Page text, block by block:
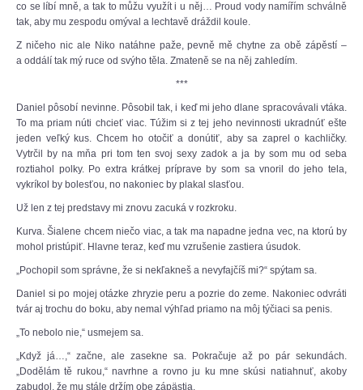
co se líbí mně, a tak to můžu využít i u něj… Proud vody namířím schválně
tak, aby mu zespodu omýval a lechtavě dráždil koule.
Z ničeho nic ale Niko natáhne paže, pevně mě chytne za obě zápěstí –
a oddálí tak mý ruce od svýho těla. Zmateně se na něj zahledím.
***
Daniel pôsobí nevinne. Pôsobil tak, i keď mi jeho dlane spracovávali vtáka.
To ma priam núti chcieť viac. Túžim si z tej jeho nevinnosti ukradnúť ešte
jeden veľký kus. Chcem ho otočiť a donútiť, aby sa zaprel o kachličky.
Vytrčil by na mňa pri tom ten svoj sexy zadok a ja by som mu od seba
roztiahol polky. Po extra krátkej príprave by som sa vnoril do jeho tela,
vykríkol by bolesťou, no nakoniec by plakal slasťou.
Už len z tej predstavy mi znovu zacuká v rozkroku.
Kurva. Šialene chcem niečo viac, a tak ma napadne jedna vec, na ktorú by
mohol pristúpiť. Hlavne teraz, keď mu vzrušenie zastiera úsudok.
„Pochopil som správne, že si nekľakneš a nevyfajčíš mi?“ spýtam sa.
Daniel si po mojej otázke zhryzie peru a pozrie do zeme. Nakoniec odvráti
tvár aj trochu do boku, aby nemal výhľad priamo na môj týčiaci sa penis.
„To nebolo nie,“ usmejem sa.
„Když já…,“ začne, ale zasekne sa. Pokračuje až po pár sekundách.
„Dodělám tě rukou,“ navrhne a rovno ju ku mne skúsi natiahnuť, akoby
zabudol, že mu stále držím obe zápästia.